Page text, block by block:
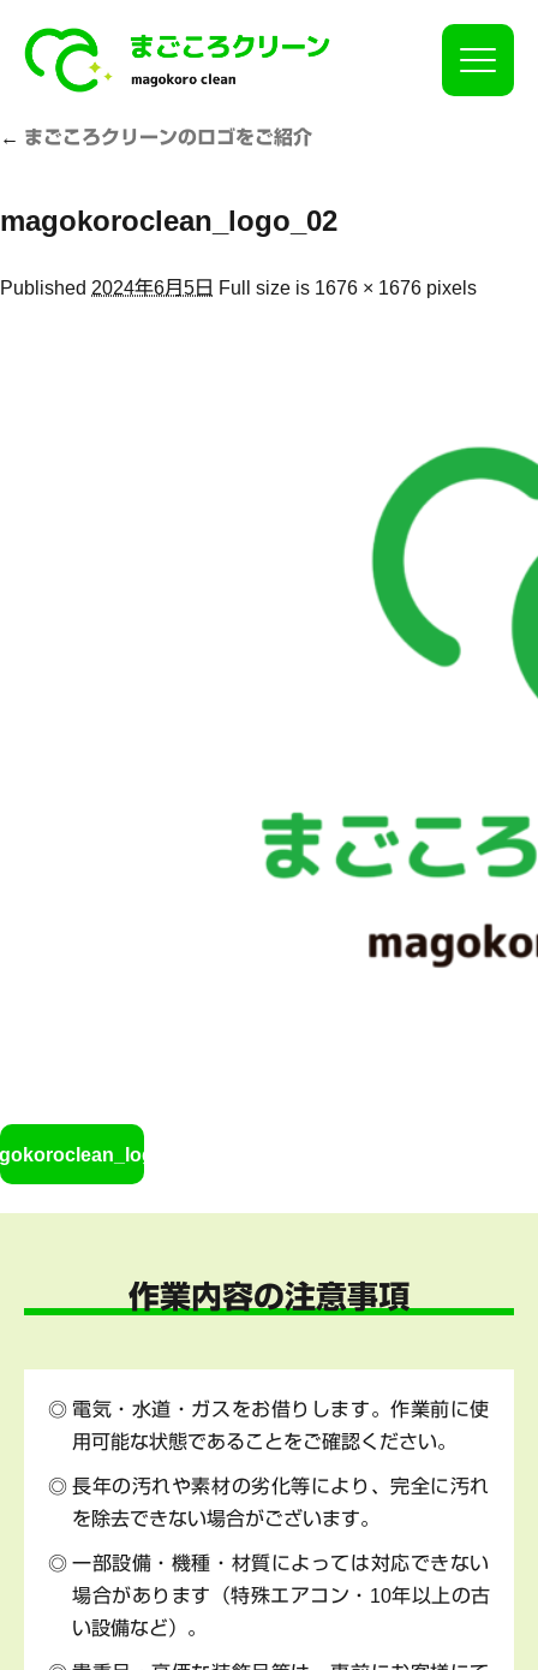
Click
← まごころクリーンのロゴをご紹介
magokoroclean_logo_02
Published 2024年6月5日 Full size is 1676 × 1676 pixels
作業内容の注意事項
電気・水道・ガスをお借りします。作業前に使
用可能な状態であることをご確認ください。
長年の汚れや素材の劣化等により、完全に汚れ
を除去できない場合がございます。
一部設備・機種・材質によっては対応できない
場合があります（特殊エアコン・10年以上の古
い設備など）。